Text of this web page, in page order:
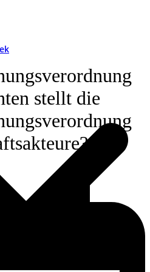
stellt die